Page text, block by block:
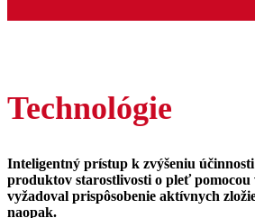
Technológie
Inteligentný prístup k zvýšeniu
produktov starostlivosti o pleť pomocou
vyžadoval prispôsobenie aktívnych
naopak.